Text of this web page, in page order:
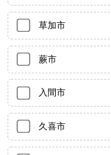
草加市
蕨市
入間市
久喜市